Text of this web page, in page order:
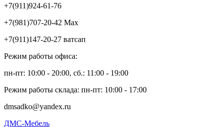
+7(911)924-61-76
+7(981)707-20-42 Max
+7(911)147-20-27 ватсап
Режим работы офиса:
пн-пт: 10:00 - 20:00, сб.: 11:00 - 19:00
Режим работы склада: пн-пт: 10:00 - 17:00
dmsadko@yandex.ru
ДМС-Мебель